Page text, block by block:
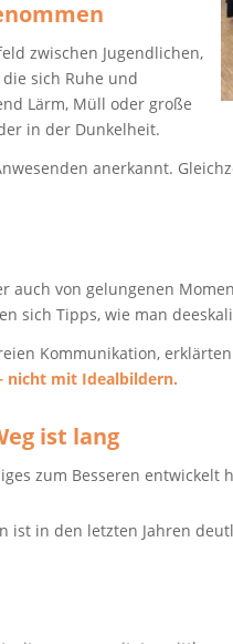
zwischen Jugendlichen,
sich Ruhe und
Lärm, Müll oder große
in der Dunkelheit.
anerkannt.
auch von gelungenen
sich Tipps, wie man
Kommunikation,
nicht mit Idealbildern.
ist lang
zum Besseren entwickelt
ist in den letzten Jahren